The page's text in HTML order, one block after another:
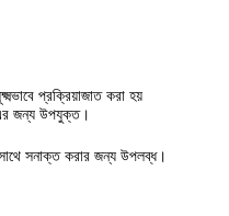
প্রক্রিয়াজাত করা হয়
এর জন্য উপযুক্ত।
সনাক্ত করার জন্য উপলব্ধ।